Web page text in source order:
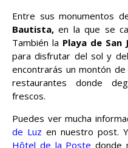
Entre sus monumentos
Bautista, en la que se
También la Playa de San
para disfrutar del sol y
encontrarás un montón
restaurantes donde
frescos.
Puedes ver mucha
de Luz en nuestro post.
Hôtel de la Poste donde